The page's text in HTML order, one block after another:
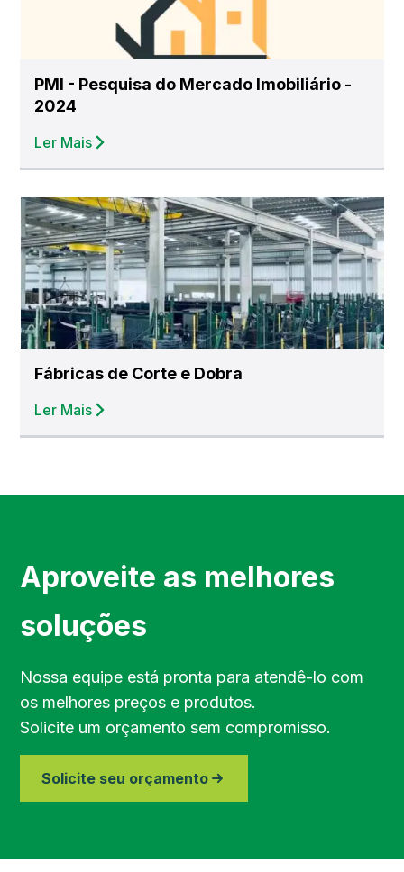
PMI - Pesquisa do Mercado Imobiliário -
2024
Ler Mais
Fábricas de Corte e Dobra
Ler Mais
Aproveite as melhores
soluções
Nossa equipe está pronta para atendê-lo com
os melhores preços e produtos.
Solicite um orçamento sem compromisso.
Solicite seu orçamento